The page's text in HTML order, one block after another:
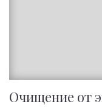
Очищение от